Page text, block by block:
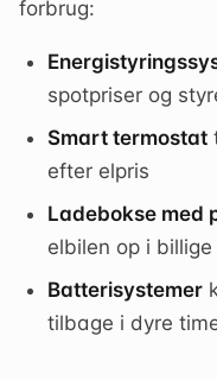
forbrug:
spotpriser og
Smart termostat
efter elpris
Ladebokse med
elbilen op i
Batterisystemer
tilbage i dyre